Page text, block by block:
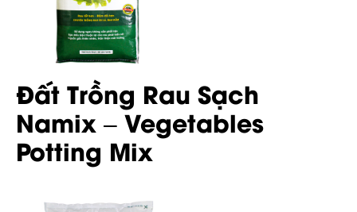
Đất Trồng Rau Sạch
Namix – Vegetables
Potting Mix